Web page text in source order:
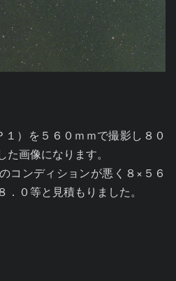
）を５６０ｍｍで撮影し８０
画像になります。
コンディションが悪く８×５６
０等と見積もりました。